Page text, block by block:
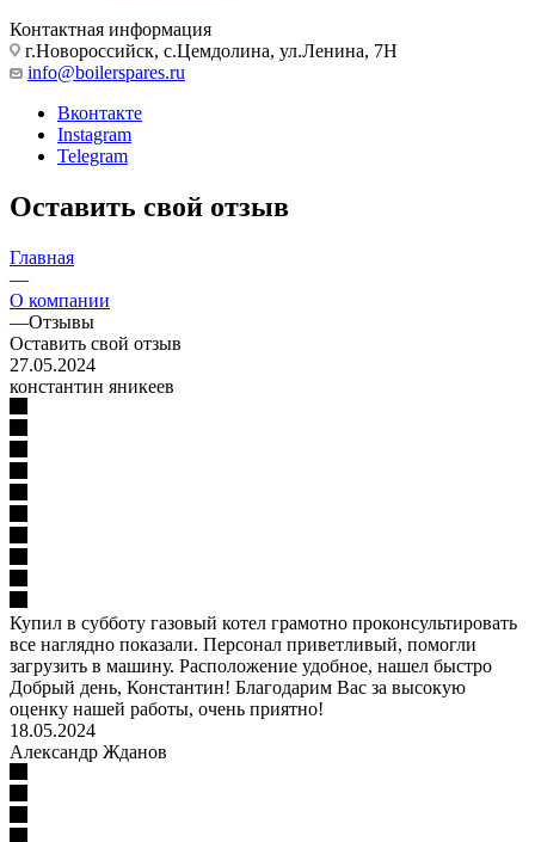
Контактная информация
г.Новороссийск, с.Цемдолина, ул.Ленина, 7Н
info@boilerspares.ru
Вконтакте
Instagram
Telegram
Оставить свой отзыв
Главная
—
О компании
—Отзывы
Оставить свой отзыв
27.05.2024
константин яникеев
Купил в субботу газовый котел грамотно проконсультировать
все наглядно показали. Персонал приветливый, помогли
загрузить в машину. Расположение удобное, нашел быстро
Добрый день, Константин! Благодарим Вас за высокую
оценку нашей работы, очень приятно!
18.05.2024
Александр Жданов